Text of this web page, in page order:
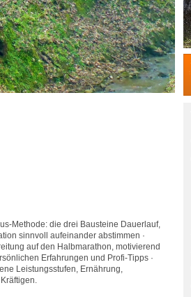
Methode: die drei Bausteine Dauerlauf,
sinnvoll aufeinander abstimmen ·
auf den Halbmarathon, motivierend
Erfahrungen und Profi-Tipps ·
Leistungsstufen, Ernährung,